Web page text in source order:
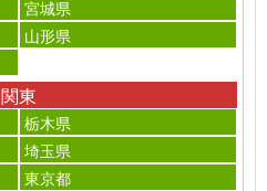
宮城県
山形県
関東
栃木県
埼玉県
東京都